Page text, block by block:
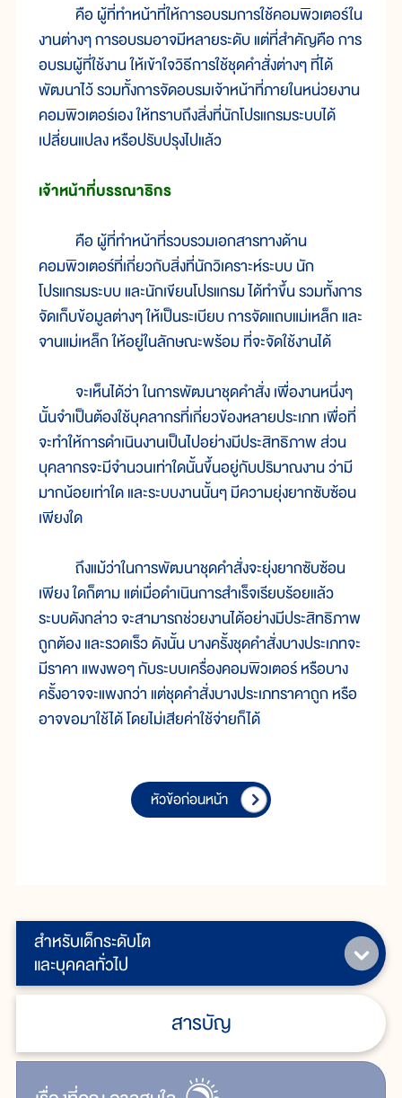
สำหรับเด็กระดับโต
และบุคคลทั่วไป
สารบัญ
คือ ผู้ที่ทำหน้าที่ให้การอบรมการใช้คอมพิวเตอร์ใน
งานต่างๆ การอบรมอาจมีหลายระดับ แต่ที่สำคัญคือ การ
อบรมผู้ที่ใช้งาน ให้เข้าใจวิธีการใช้ชุดคำสั่งต่างๆ ที่ได้
พัฒนาไว้ รวมทั้งการจัดอบรมเจ้าหน้าที่ภายในหน่วยงาน
คอมพิวเตอร์เอง ให้ทราบถึงสิ่งที่นักโปรแกรมระบบได้
เปลี่ยนแปลง หรือปรับปรุงไปแล้ว
เจ้าหน้าที่บรรณาธิกร
คือ ผู้ที่ทำหน้าที่รวบรวมเอกสารทางด้าน
คอมพิวเตอร์ที่เกี่ยวกับสิ่งที่นักวิเคราะห์ระบบ นัก
โปรแกรมระบบ และนักเขียนโปรแกรม ได้ทำขึ้น รวมทั้งการ
จัดเก็บข้อมูลต่างๆ ให้เป็นระเบียบ การจัดแถบแม่เหล็ก และ
จานแม่เหล็ก ให้อยู่ในลักษณะพร้อม ที่จะจัดใช้งานได้
จะเห็นได้ว่า ในการพัฒนาชุดคำสั่ง เพื่องานหนึ่งๆ
นั้นจำเป็นต้องใช้บุคลากรที่เกี่ยวข้องหลายประเภท เพื่อที่
จะทำให้การดำเนินงานเป็นไปอย่างมีประสิทธิภาพ ส่วน
บุคลากรจะมีจำนวนเท่าใดนั้นขึ้นอยู่กับปริมาณงาน ว่ามี
มากน้อยเท่าใด และระบบงานนั้นๆ มีความยุ่งยากซับซ้อน
เพียงใด
ถึงแม้ว่าในการพัฒนาชุดคำสั่งจะยุ่งยากซับซ้อน
เพียง ใดก็ตาม แต่เมื่อดำเนินการสำเร็จเรียบร้อยแล้ว
ระบบดังกล่าว จะสามารถช่วยงานได้อย่างมีประสิทธิภาพ
ถูกต้อง และรวดเร็ว ดังนั้น บางครั้งชุดคำสั่งบางประเภทจะ
มีราคา แพงพอๆ กับระบบเครื่องคอมพิวเตอร์ หรือบาง
ครั้งอาจจะแพงกว่า แต่ชุดคำสั่งบางประเภทราคาถูก หรือ
อาจขอมาใช้ได้ โดยไม่เสียค่าใช้จ่ายก็ได้
หัวข้อก่อนหน้า